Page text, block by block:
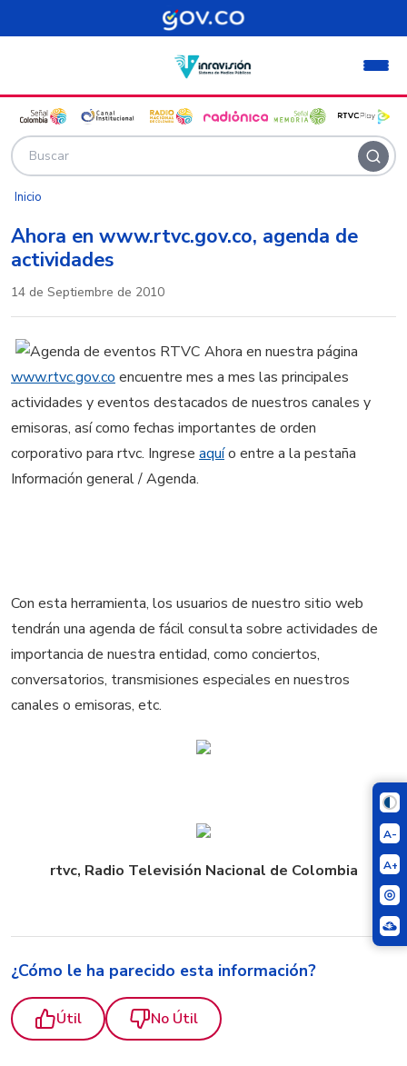
Pasar al contenido principal
A-
A+
Inicio
Ahora en www.rtvc.gov.co, agenda de
actividades
14 de Septiembre de 2010
Ahora en nuestra página
www.rtvc.gov.co encuentre mes a mes las principales
actividades y eventos destacados de nuestros canales y
emisoras, así como fechas importantes de orden
corporativo para rtvc. Ingrese aquío entre a la pestaña
Información general / Agenda.
Con esta herramienta, los usuarios de nuestro sitio web
tendrán una agenda de fácil consulta sobre actividades de
importancia de nuestra entidad, como conciertos,
conversatorios, transmisiones especiales en nuestros
canales o emisoras, etc.
rtvc, Radio Televisión Nacional de Colombia
¿Cómo le ha parecido esta información?
Útil No Útil